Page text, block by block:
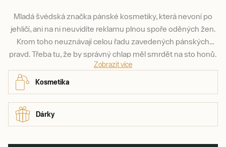
Mladá švédská značka pánské kosmetiky, která nevoní po
jehličí, ani na ni neuvidíte reklamu plnou spoře oděných žen.
Krom toho neuznávají celou řadu zavedených pánských
pravd. Třeba tu, že by správný chlap měl smrdět na sto honů.
Nebo tu, že pravý chlap nepoužívá kosmetiku. Používá. Jen
musí vyhovovat jeho potřebám.
Zobrazit více
Kosmetika
Dárky